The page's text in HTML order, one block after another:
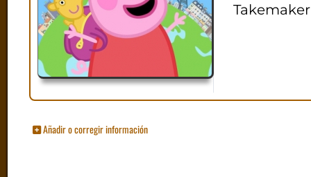
Takemaker
Añadir o corregir información